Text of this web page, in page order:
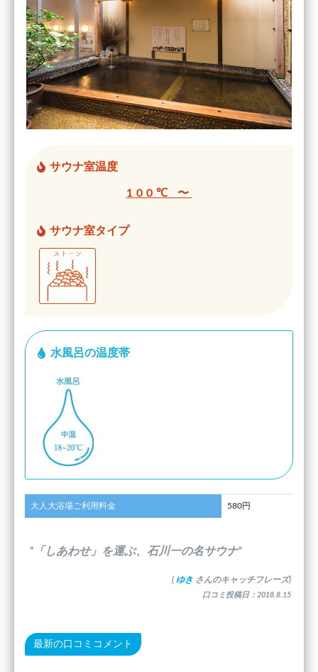
サウナ室温度
100℃ 〜
サウナ室タイプ
水風呂の温度帯
大人大浴場ご利用料金 580円
”「しあわせ」を運ぶ、石川一の名サウナ”
( ゆき さんのキャッチフレーズ)
口コミ投稿日：2018.8.15
最新の口コミコメント